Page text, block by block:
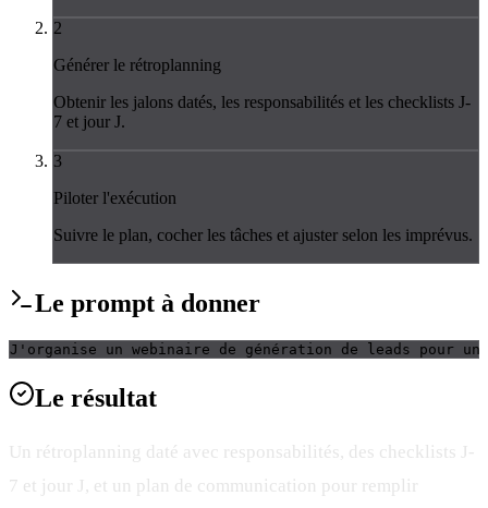
2
Générer le rétroplanning
Obtenir les jalons datés, les responsabilités et les checklists J-
7 et jour J.
3
Piloter l'exécution
Suivre le plan, cocher les tâches et ajuster selon les imprévus.
Le prompt à donner
J'organise un webinaire de génération de leads pour
Le résultat
Un rétroplanning daté avec responsabilités, des checklists J-
7 et jour J, et un plan de communication pour remplir